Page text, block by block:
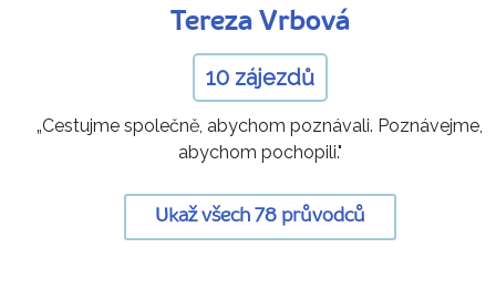
Tereza Vrbová
10 zájezdů
„Cestujme společně, abychom poznávali. Poznávejme,
abychom pochopili."
Ukaž všech 78 průvodců